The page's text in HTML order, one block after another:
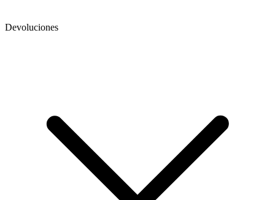
Devoluciones